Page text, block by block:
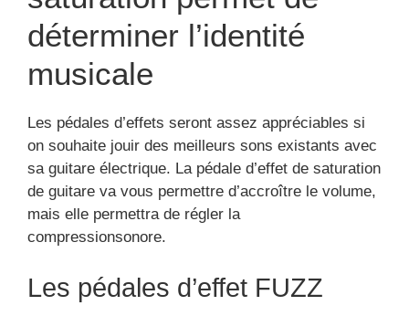
déterminer l’identité
musicale
on souhaite jouir des meilleurs sons existants avec
sa guitare électrique. La pédale d’effet de saturation
de guitare va vous permettre d’accroître le volume,
mais elle permettra de régler la
compressionsonore.
Les pédales d’effet FUZZ